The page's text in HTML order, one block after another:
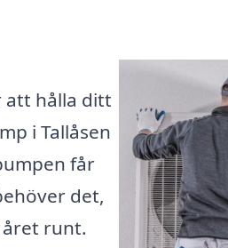
att hålla ditt
i Tallåsen
får
det,
runt.